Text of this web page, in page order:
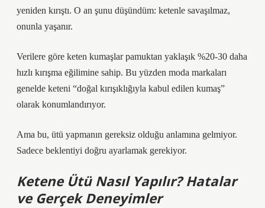
yeniden kırıştı. O an şunu düşündüm: ketenle savaşılmaz,
onunla yaşanır.
Verilere göre keten kumaşlar pamuktan yaklaşık %20-30 daha
hızlı kırışma eğilimine sahip. Bu yüzden moda markaları
genelde keteni “doğal kırışıklığıyla kabul edilen kumaş”
olarak konumlandırıyor.
Ama bu, ütü yapmanın gereksiz olduğu anlamına gelmiyor.
Sadece beklentiyi doğru ayarlamak gerekiyor.
Ketene Ütü Nasıl Yapılır? Hatalar
ve Gerçek Deneyimler